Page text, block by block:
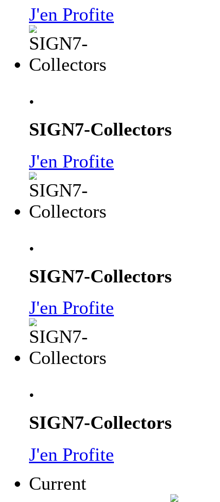
J'en Profite
.
SIGN7-Collectors
J'en Profite
.
SIGN7-Collectors
J'en Profite
.
SIGN7-Collectors
J'en Profite
Current